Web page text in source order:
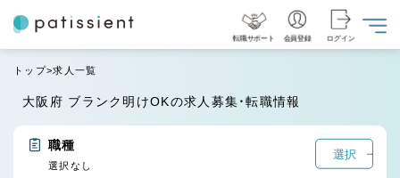
転職サポート 会員登録 ログイン
トップ 求人一覧
大阪府 ブランク明けOKの求人募集・転職情報
職種
選択
選択なし